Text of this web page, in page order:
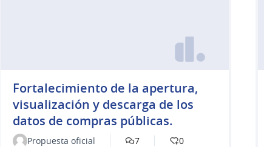
Fortalecimiento de la apertura,
visualización y descarga de los
datos de compras públicas.
Propuesta oficial 7 0